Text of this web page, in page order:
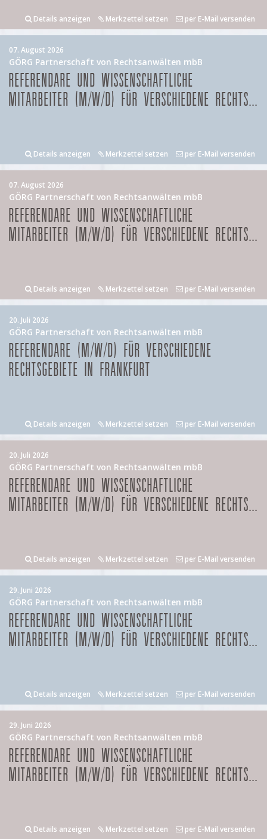
Details anzeigen Merkzettel setzen per E-Mail versenden
07. August 2026
GÖRG Partnerschaft von Rechtsanwälten mbB
REFERENDARE UND WISSENSCHAFTLICHE
MITARBEITER (M/W/D) FÜR VERSCHIEDENE RECHTS...
Details anzeigen Merkzettel setzen per E-Mail versenden
07. August 2026
GÖRG Partnerschaft von Rechtsanwälten mbB
REFERENDARE UND WISSENSCHAFTLICHE
MITARBEITER (M/W/D) FÜR VERSCHIEDENE RECHTS...
Details anzeigen Merkzettel setzen per E-Mail versenden
20. Juli 2026
GÖRG Partnerschaft von Rechtsanwälten mbB
REFERENDARE (M/W/D) FÜR VERSCHIEDENE
RECHTSGEBIETE IN FRANKFURT
Details anzeigen Merkzettel setzen per E-Mail versenden
20. Juli 2026
GÖRG Partnerschaft von Rechtsanwälten mbB
REFERENDARE UND WISSENSCHAFTLICHE
MITARBEITER (M/W/D) FÜR VERSCHIEDENE RECHTS...
Details anzeigen Merkzettel setzen per E-Mail versenden
29. Juni 2026
GÖRG Partnerschaft von Rechtsanwälten mbB
REFERENDARE UND WISSENSCHAFTLICHE
MITARBEITER (M/W/D) FÜR VERSCHIEDENE RECHTS...
Details anzeigen Merkzettel setzen per E-Mail versenden
29. Juni 2026
GÖRG Partnerschaft von Rechtsanwälten mbB
REFERENDARE UND WISSENSCHAFTLICHE
MITARBEITER (M/W/D) FÜR VERSCHIEDENE RECHTS...
Details anzeigen Merkzettel setzen per E-Mail versenden